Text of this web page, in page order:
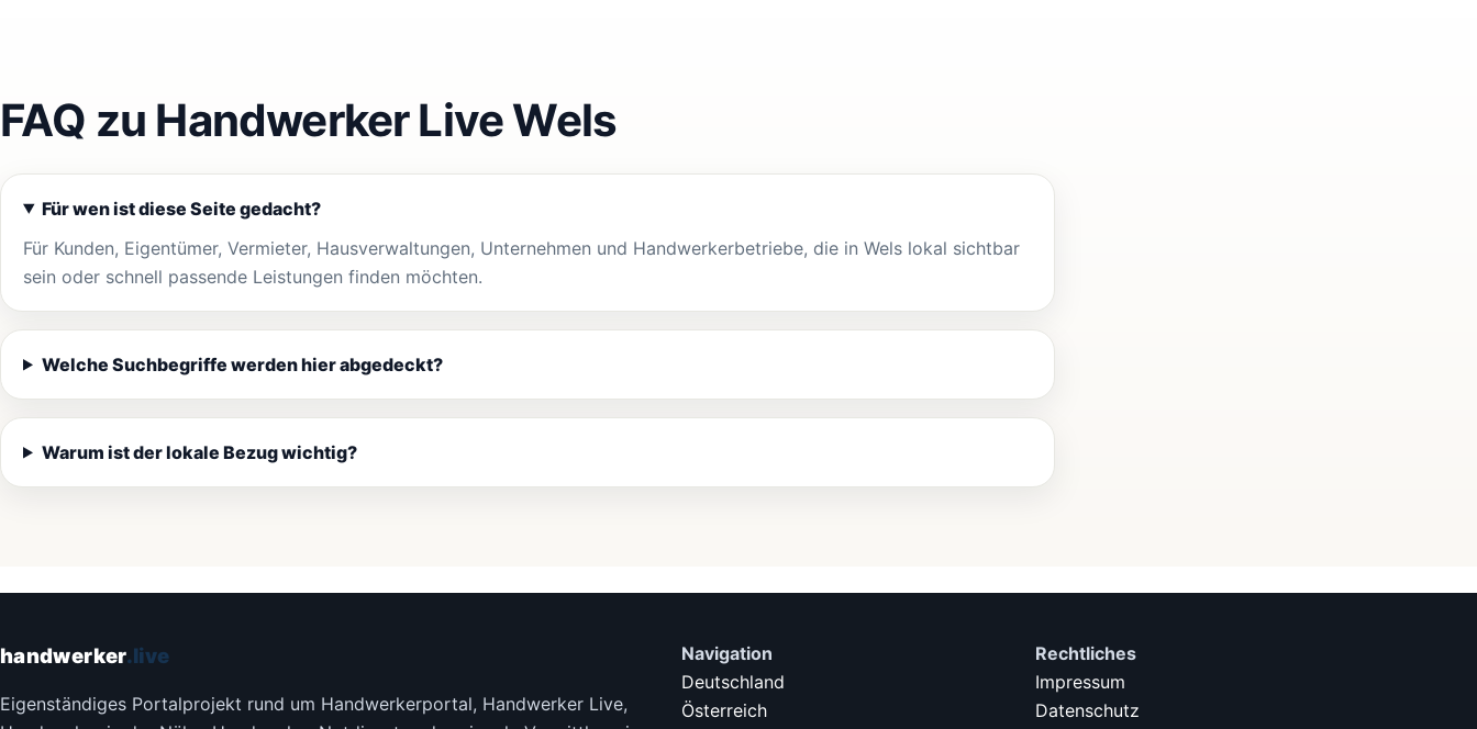
FAQ zu Handwerker Live Wels
Für wen ist diese Seite gedacht?
Für Kunden, Eigentümer, Vermieter, Hausverwaltungen, Unternehmen und Handwerkerbetriebe, die in Wels lokal sichtbar
sein oder schnell passende Leistungen finden möchten.
Welche Suchbegriffe werden hier abgedeckt?
Warum ist der lokale Bezug wichtig?
handwerker.live
Eigenständiges Portalprojekt rund um Handwerkerportal, Handwerker Live,
Navigation
Deutschland
Österreich
Rechtliches
Impressum
Datenschutz